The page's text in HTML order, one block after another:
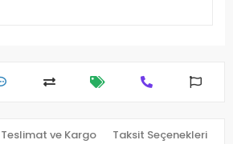
Teslimat ve Kargo Taksit Seçenekleri